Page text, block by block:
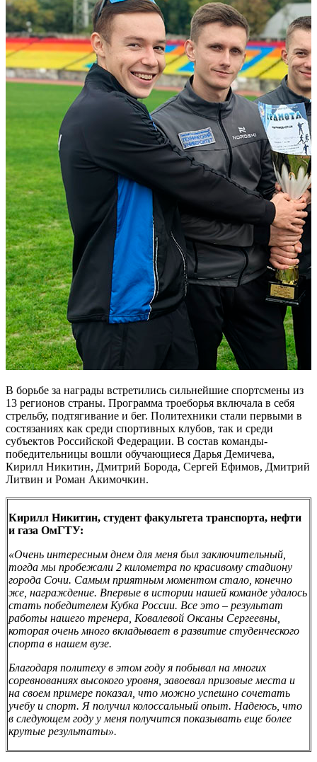
В борьбе за награды встретились сильнейшие спортсмены из
13 регионов страны. Программа троеборья включала в себя
стрельбу, подтягивание и бег. Политехники стали первыми в
состязаниях как среди спортивных клубов, так и среди
субъектов Российской Федерации. В состав команды-
победительницы вошли обучающиеся Дарья Демичева,
Кирилл Никитин, Дмитрий Борода, Сергей Ефимов, Дмитрий
Литвин и Роман Акимочкин.
Кирилл Никитин, студент факультета транспорта, нефти
и газа ОмГТУ:
«Очень интересным днем для меня был заключительный,
тогда мы пробежали 2 километра по красивому стадиону
города Сочи. Самым приятным моментом стало, конечно
же, награждение. Впервые в истории нашей команде удалось
стать победителем Кубка России. Все это – результат
работы нашего тренера, Ковалевой Оксаны Сергеевны,
которая очень много вкладывает в развитие студенческого
спорта в нашем вузе.
Благодаря политеху в этом году я побывал на многих
соревнованиях высокого уровня, завоевал призовые места и
на своем примере показал, что можно успешно сочетать
учебу и спорт. Я получил колоссальный опыт. Надеюсь, что
в следующем году у меня получится показывать еще более
крутые результаты».